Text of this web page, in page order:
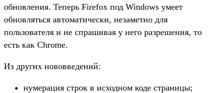
обновления. Теперь Firefox под Windows умеет
обновляться автоматически, незаметно для
пользователя и не спрашивая у него разрешения, то
есть как Chrome.
Из других нововведений:
нумерация строк в исходном коде страницы;